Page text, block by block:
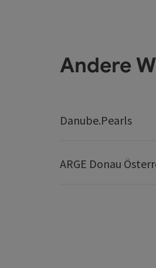
Andere
Danube.Pearls
ARGE Donau